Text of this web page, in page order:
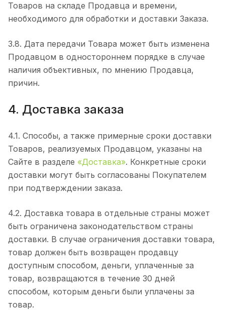
Товаров на складе Продавца и времени,
необходимого для обработки и доставки Заказа.
3.8. Дата передачи Товара может быть изменена
Продавцом в одностороннем порядке в случае
наличия объективных, по мнению Продавца,
причин.
4. Доставка заказа
4.1. Способы, а также примерные сроки доставки
Товаров, реализуемых Продавцом, указаны на
Сайте в разделе «Доставка». Конкретные сроки
доставки могут быть согласованы Покупателем
при подтверждении заказа.
4.2. Доставка товара в отдельные страны может
быть ограничена законодательством страны
доставки. В случае ограничения доставки товара,
товар должен быть возвращен продавцу
доступным способом, деньги, уплаченные за
товар, возвращаются в течение 30 дней
способом, которым деньги были уплачены за
товар.